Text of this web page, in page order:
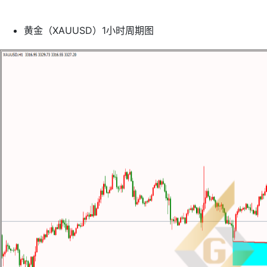
黄金（XAUUSD）1小时周期图